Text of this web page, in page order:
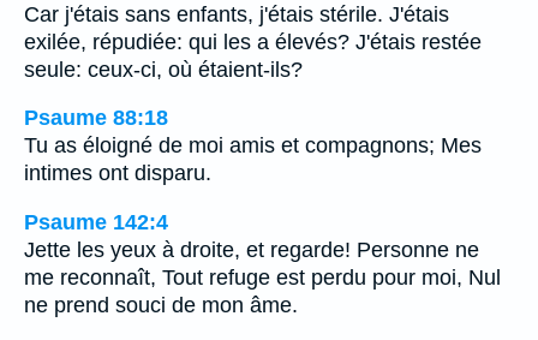
Car j'étais sans enfants, j'étais stérile. J'étais
exilée, répudiée: qui les a élevés? J'étais restée
seule: ceux-ci, où étaient-ils?
Psaume 88:18
Tu as éloigné de moi amis et compagnons; Mes
intimes ont disparu.
Psaume 142:4
Jette les yeux à droite, et regarde! Personne ne
me reconnaît, Tout refuge est perdu pour moi, Nul
ne prend souci de mon âme.